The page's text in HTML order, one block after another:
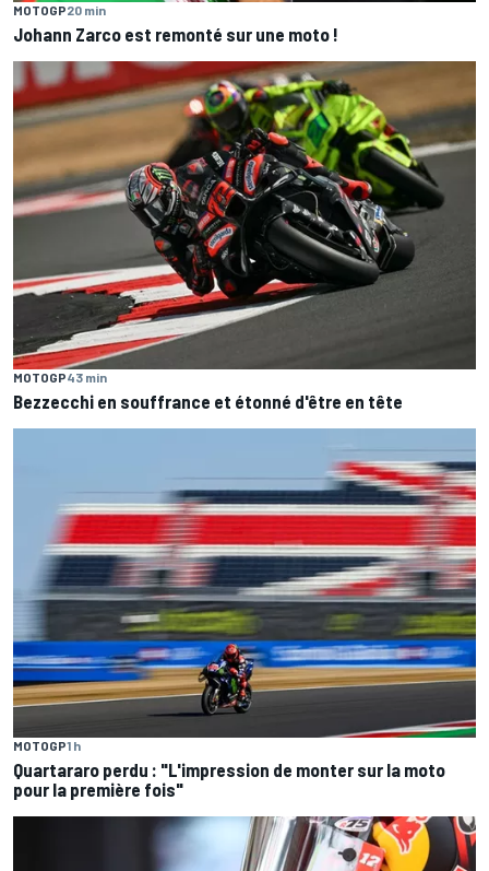
MOTOGP20 min
Johann Zarco est remonté sur une moto !
MOTOGP43 min
Bezzecchi en souffrance et étonné d'être en tête
MOTOGP1 h
Quartararo perdu : "L'impression de monter sur la moto
pour la première fois"